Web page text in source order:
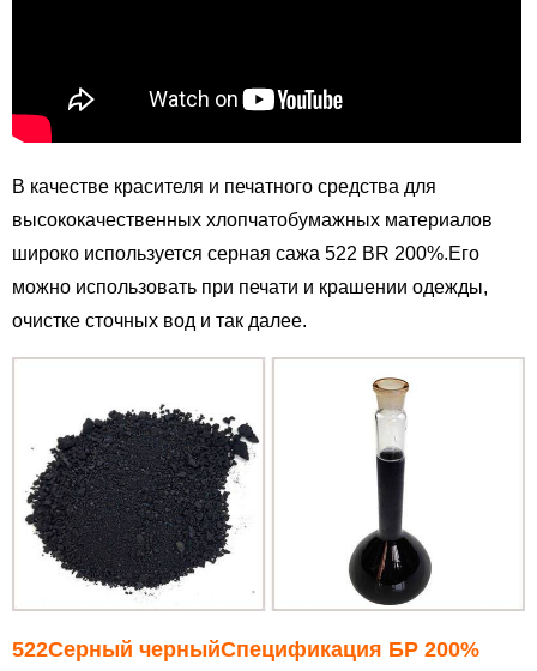
В качестве красителя и печатного средства для
высококачественных хлопчатобумажных материалов
широко используется серная сажа 522 BR 200%.Его
можно использовать при печати и крашении одежды,
очистке сточных вод и так далее.
522Серный черныйСпецификация БР 200%